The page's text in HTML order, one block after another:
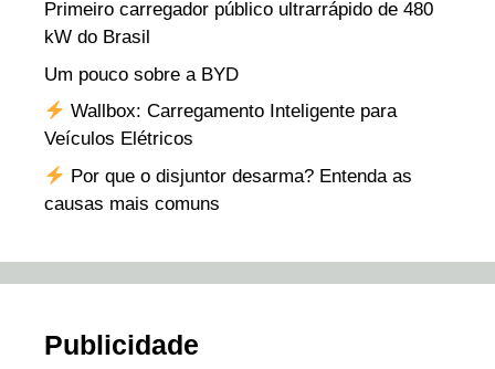
Primeiro carregador público ultrarrápido de 480
kW do Brasil
Um pouco sobre a BYD
Wallbox: Carregamento Inteligente para
Veículos Elétricos
Por que o disjuntor desarma? Entenda as
causas mais comuns
Publicidade